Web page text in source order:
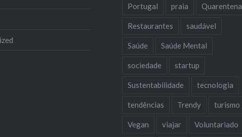
Portugal praia Quarentena
Restaurantes saudável
Saúde Saúde Mental
sociedade startup
Sustentabilidade tecnologia
tendências Trendy turismo
Vegan viajar Voluntariado